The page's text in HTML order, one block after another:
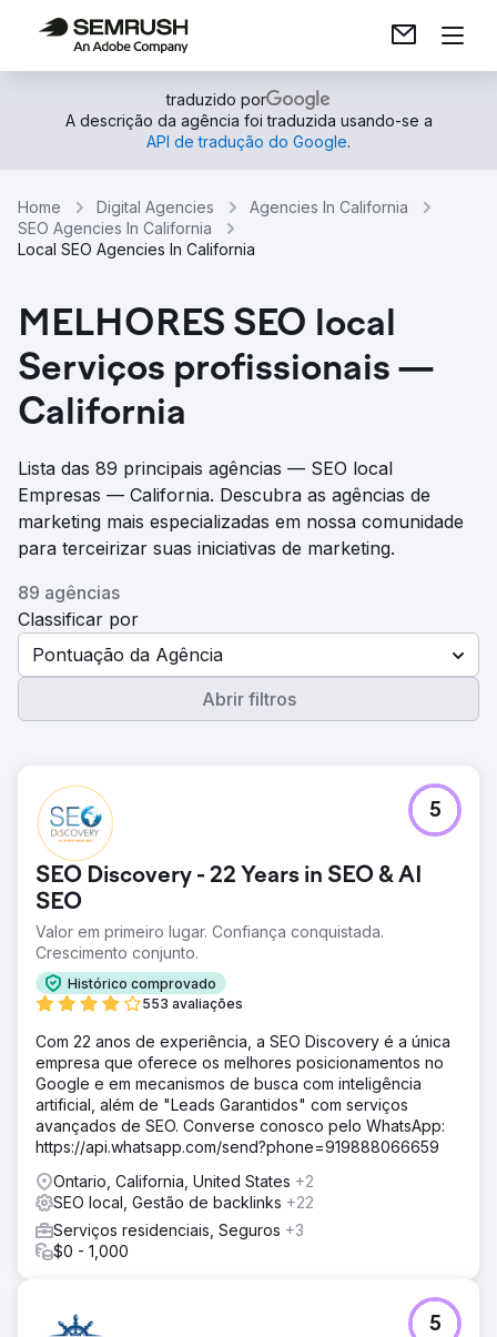
traduzido por
A descrição da agência foi traduzida usando-se a
API de tradução do Google.
Home Digital Agencies
Agencies In California
SEO Agencies In California
Local SEO Agencies In California
MELHORES SEO local
Serviços profissionais —
California
Lista das 89 principais agências — SEO local
Empresas — California. Descubra as agências de
marketing mais especializadas em nossa comunidade
para terceirizar suas iniciativas de marketing.
89 agências
Classificar por
Pontuação da Agência
Abrir filtros
SEO Discovery - 22 Years in SEO & AI
SEO
Valor em primeiro lugar. Confiança conquistada.
Crescimento conjunto.
Histórico comprovado
553 avaliações
5
Com 22 anos de experiência, a SEO Discovery é a única
empresa que oferece os melhores posicionamentos no
Google e em mecanismos de busca com inteligência
artificial, além de "Leads Garantidos" com serviços
avançados de SEO. Converse conosco pelo WhatsApp:
https://api.whatsapp.com/send?phone=919888066659
Ontario, California, United States +2
SEO local, Gestão de backlinks +22
Serviços residenciais, Seguros +3
$0 - 1,000
5